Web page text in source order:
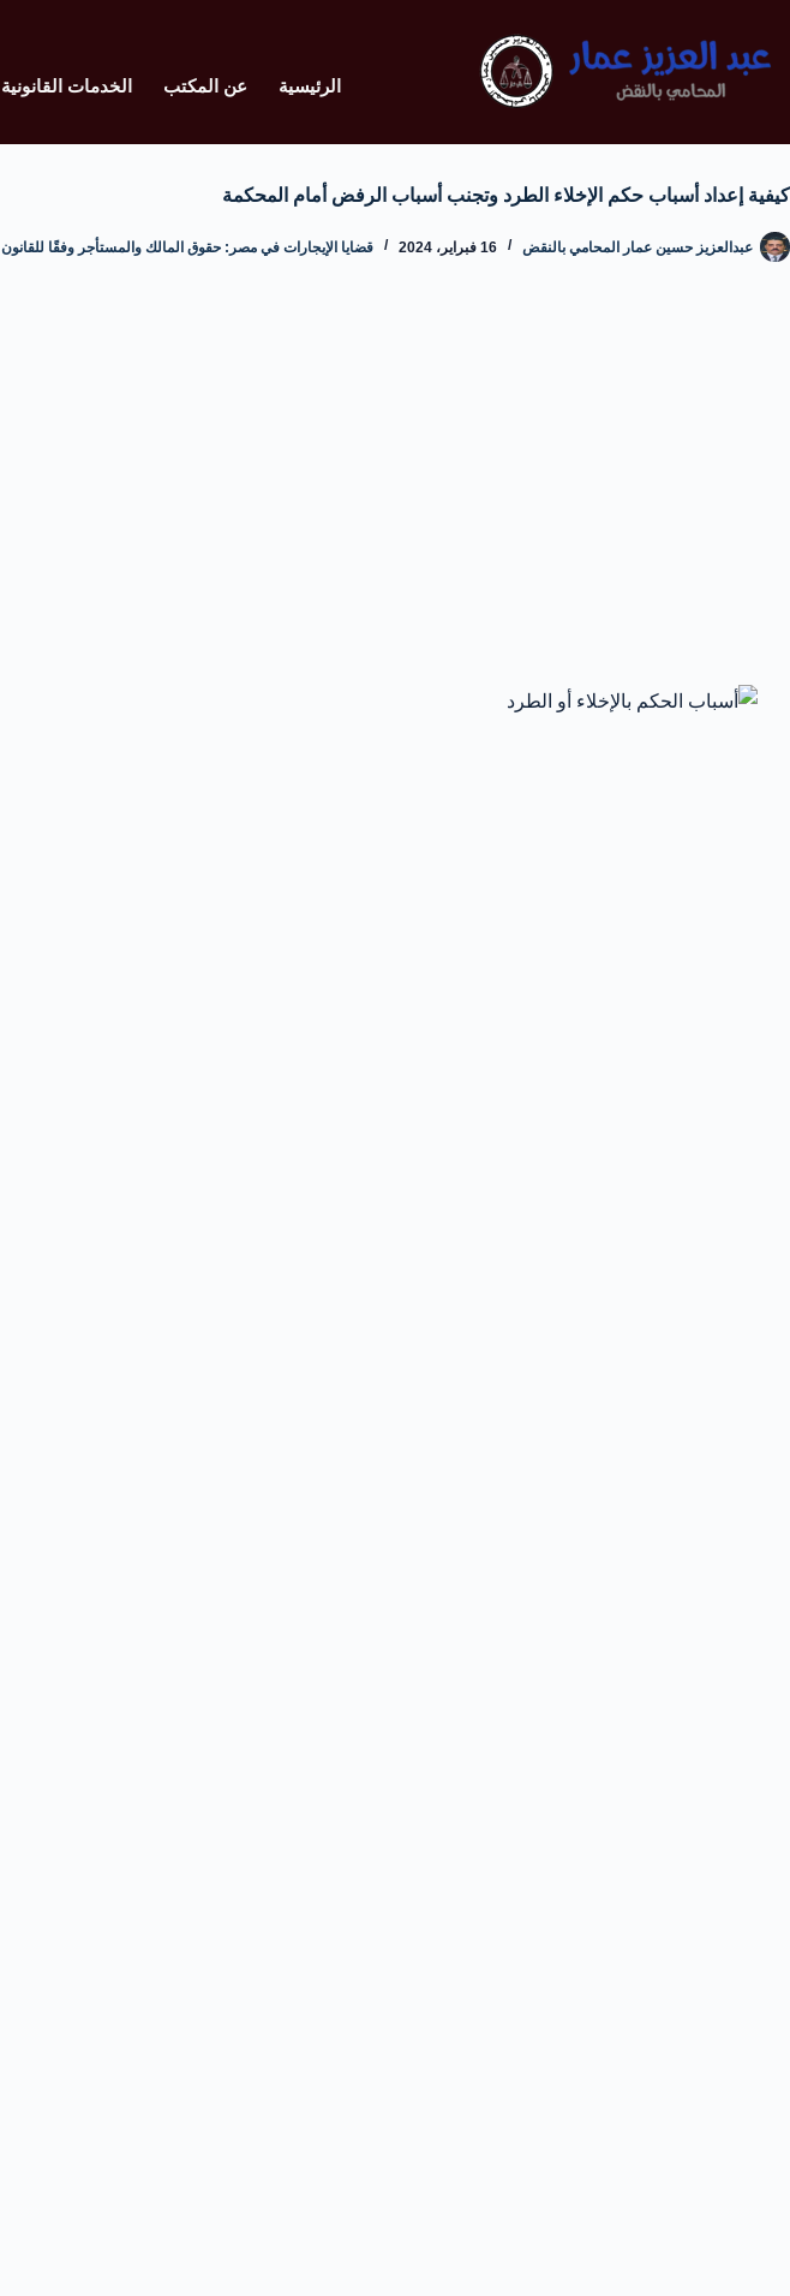
الرئيسية عن المكتب الخدمات القانونية
كيفية إعداد أسباب حكم الإخلاء الطرد وتجنب أسباب الرفض أمام المحكمة
عبدالعزيز حسين عمار المحامي بالنقض 16 فبراير، 2024 قضايا الإيجارات في مصر: حقوق المالك والمستأجر وفقًا للقانون